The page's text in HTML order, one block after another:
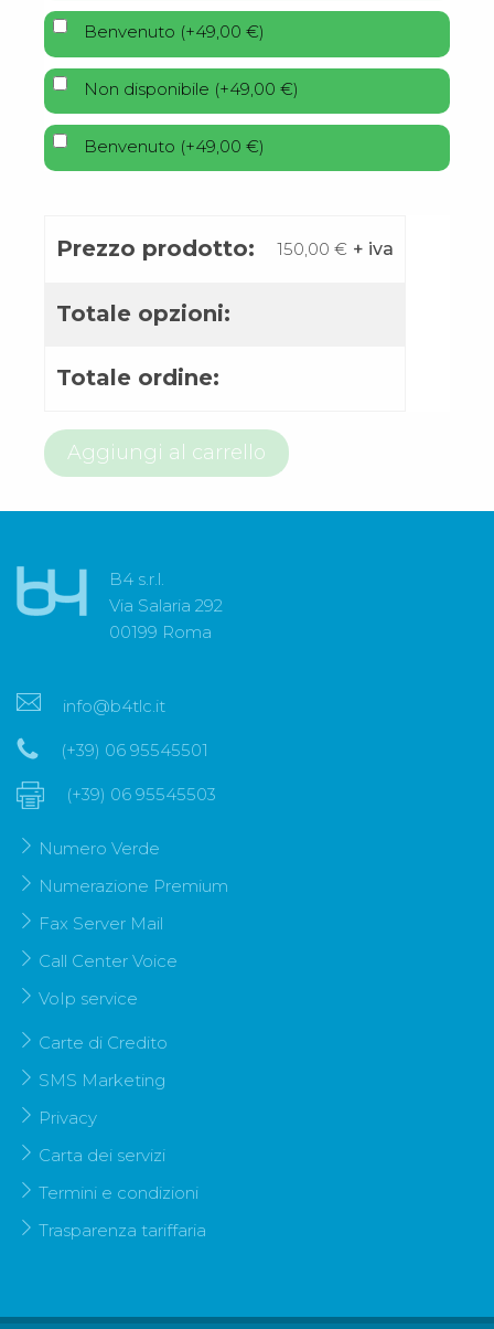
Benvenuto (+49,00 €)
Non disponibile (+49,00 €)
Benvenuto (+49,00 €)
Prezzo prodotto: 150,00 € + iva
Totale opzioni:
Totale ordine:
800
58
Aggiungi al carrello
B4 s.r.l.
Via Salaria 292
00199 Roma
info@b4tlc.it
(+39) 06 95545501
(+39) 06 95545503
Numero Verde
Numerazione Premium
Fax Server Mail
Call Center Voice
VoIp service
Carte di Credito
SMS Marketing
Privacy
Carta dei servizi
Termini e condizioni
Trasparenza tariffaria